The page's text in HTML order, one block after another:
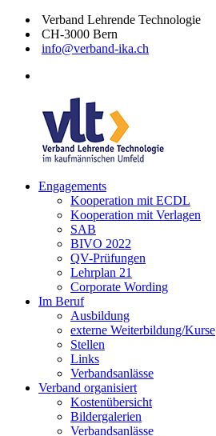
Zum
Inhalt
springen
Verband Lehrende Technologie
CH-3000 Bern
info@verband-ika.ch
Technologie
Technologie
kaufmännischen
Engagements
Kooperation mit ECDL
Kooperation mit Verlagen
SAB
BIVO 2022
QV-Prüfungen
Lehrplan 21
Corporate Wording
Im Beruf
Ausbildung
externe Weiterbildung/Kurse
Stellen
Links
Verbandsanlässe
Verband organisiert
Kostenübersicht
Bildergalerien
Verbandsanlässe